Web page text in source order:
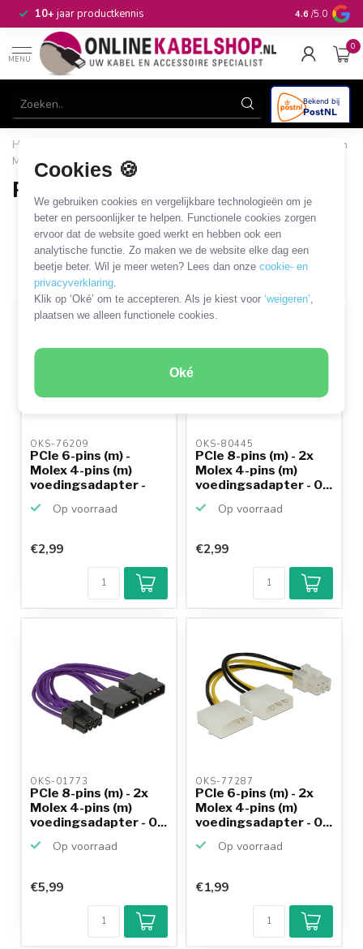
Cookies 🍪
We gebruiken cookies en vergelijkbare technologieën om je
beter en persoonlijker te helpen. Functionele cookies zorgen
ervoor dat de website goed werkt en hebben ook een
analytische functie. Zo maken we de website elke dag een
beetje beter. Wil je meer weten? Lees dan onzecookie- en
privacyverklaring.
Klik op ‘Oké’ om te accepteren. Als je kiest voor‘weigeren’,
plaatsen we alleen functionele cookies.
Oké
10+jaar productkennis 4.6 /5.0
MENU
0
Home
PCI, PCIe en
MiniPCIe kabels en adapters
PCIe - Molex
5 PRODUCTEN
Filters SORTEER OP
OKS-76209
PCIe 6-pins (m) -
Molex 4-pins (m)
voedingsadapter -
Op voorraad
€2,99
OKS-80445
PCIe 8-pins (m) - 2x
Molex 4-pins (m)
voedingsadapter - 0...
Op voorraad
€2,99
OKS-01773
PCIe 8-pins (m) - 2x
Molex 4-pins (m)
voedingsadapter - 0...
Op voorraad
€5,99
OKS-77287
PCIe 6-pins (m) - 2x
Molex 4-pins (m)
voedingsadapter - 0...
Op voorraad
€1,99